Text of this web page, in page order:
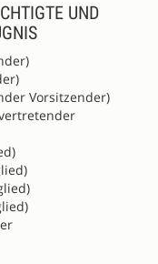
UND
Vorsitzender)